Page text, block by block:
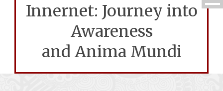
Innernet: Journey into
Awareness
and Anima Mundi